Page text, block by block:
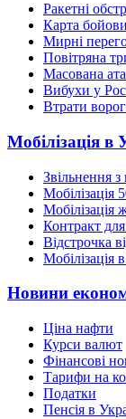
Ракетні
Карта
Мирні
Повітряна
Масована
Вибухи у
Втрати
Мобілізація в
Звільнення з
Мобілізація
Мобілізація
Контракт
Відстрочка
Мобілізація
Новини
Ціна нафти
Курси валют
Фінансові
Тарифи на
Податки
Пенсія в